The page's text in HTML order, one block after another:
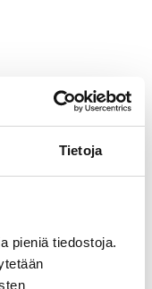
Tietoja
pieniä tiedostoja.
12:00